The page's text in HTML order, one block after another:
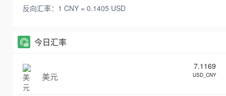
反向汇率：1 CNY = 0.1405 USD
今日汇率
美元
7.1169
USD_CNY